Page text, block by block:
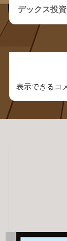
デックス投
表示できるコ